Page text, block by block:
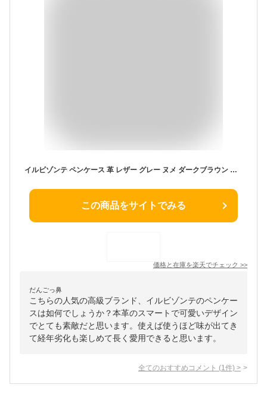
イルビゾンテ ペンケース 革 レザー グレー ヌメ ダークブラウン ブラック ネイビー オリーブ ビリジアングリーン IL BISONTE 横長 筆箱 かわいい おしゃれ イルビソンテ ・411466-0062302(メンズ)(レディース)(1F)
この商品をサイトでみる
価格と在庫を楽天でチェック >>
だんごっ鼻
こちらの人気の高級ブランド、イルビゾンテのペンケー
スは如何でしょうか？本革のスマートで可愛いデザイン
でとても素敵だと思います。使えば使うほど味が出てき
て経年劣化も楽しめて長く愛用できると思います。
全てのおすすめコメント (1 件) >